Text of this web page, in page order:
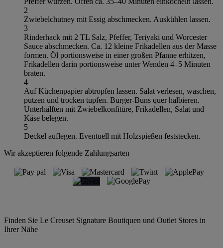
2
Zwiebelchutney mit Essig abschmecken. Auskühlen lassen.
3
Rinderhack mit 2 TL Salz, Pfeffer, Teriyaki und Worcester
Sauce abschmecken. Ca. 12 kleine Frikadellen aus der Masse
formen. Öl portionsweise in einer großen Pfanne erhitzen,
Frikadellen darin portionsweise unter Wenden 4–5 Minuten
braten.
4
Auf Küchenpapier abtropfen lassen. Salat verlesen, waschen,
putzen und trocken tupfen. Burger-Buns quer halbieren.
Unterhälften mit Zwiebelkonfitüre, Frikadellen, Salat und
Käse belegen.
5
Deckel auflegen. Eventuell mit Holzspießen feststecken.
Wir akzeptieren folgende Zahlungsarten
Finden Sie Le Creuset Signature Boutiquen und Outlet Stores in
Ihrer Nähe